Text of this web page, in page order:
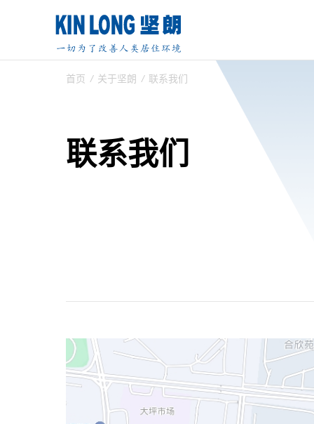
首页 / 关于坚朗 / 联系我们
联系我们